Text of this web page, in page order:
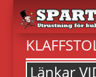
Länkar